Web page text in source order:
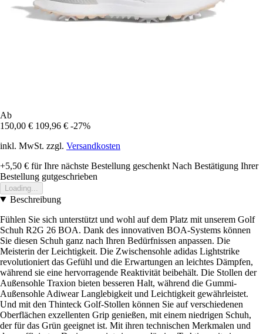
Ab
150,00 € 109,96 € -27%
inkl. MwSt. zzgl. Versandkosten
+5,50 € für Ihre nächste Bestellung geschenkt Nach Bestätigung Ihrer
Bestellung gutgeschrieben
Loading...
Beschreibung
Fühlen Sie sich unterstützt und wohl auf dem Platz mit unserem Golf
Schuh R2G 26 BOA. Dank des innovativen BOA-Systems können
Sie diesen Schuh ganz nach Ihren Bedürfnissen anpassen. Die
Meisterin der Leichtigkeit. Die Zwischensohle adidas Lightstrike
revolutioniert das Gefühl und die Erwartungen an leichtes Dämpfen,
während sie eine hervorragende Reaktivität beibehält. Die Stollen der
Außensohle Traxion bieten besseren Halt, während die Gummi-
Außensohle Adiwear Langlebigkeit und Leichtigkeit gewährleistet.
Und mit den Thinteck Golf-Stollen können Sie auf verschiedenen
Oberflächen exzellenten Grip genießen, mit einem niedrigen Schuh,
der für das Grün geeignet ist. Mit ihren technischen Merkmalen und